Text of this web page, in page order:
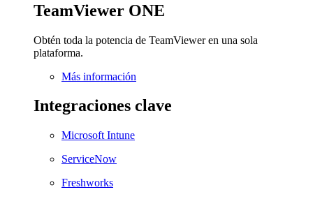
TeamViewer ONE
Obtén toda la potencia de TeamViewer en una sola
plataforma.
Más información
Integraciones clave
Microsoft Intune
ServiceNow
Freshworks